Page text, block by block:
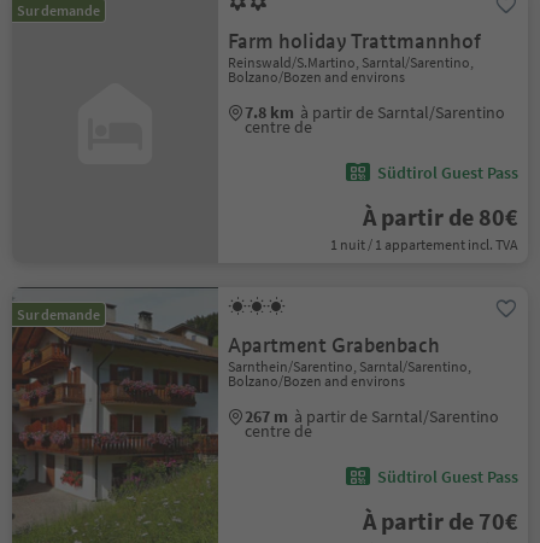
Sur demande
Farm holiday Trattmannhof
Reinswald/S.Martino, Sarntal/Sarentino,
Bolzano/Bozen and environs
7.8 km à partir de Sarntal/Sarentino
centre de
Südtirol Guest Pass
À partir de 80€
1 nuit / 1 appartement incl. TVA
Sur demande
Apartment Grabenbach
Sarnthein/Sarentino, Sarntal/Sarentino,
Bolzano/Bozen and environs
267 m à partir de Sarntal/Sarentino
centre de
Südtirol Guest Pass
À partir de 70€